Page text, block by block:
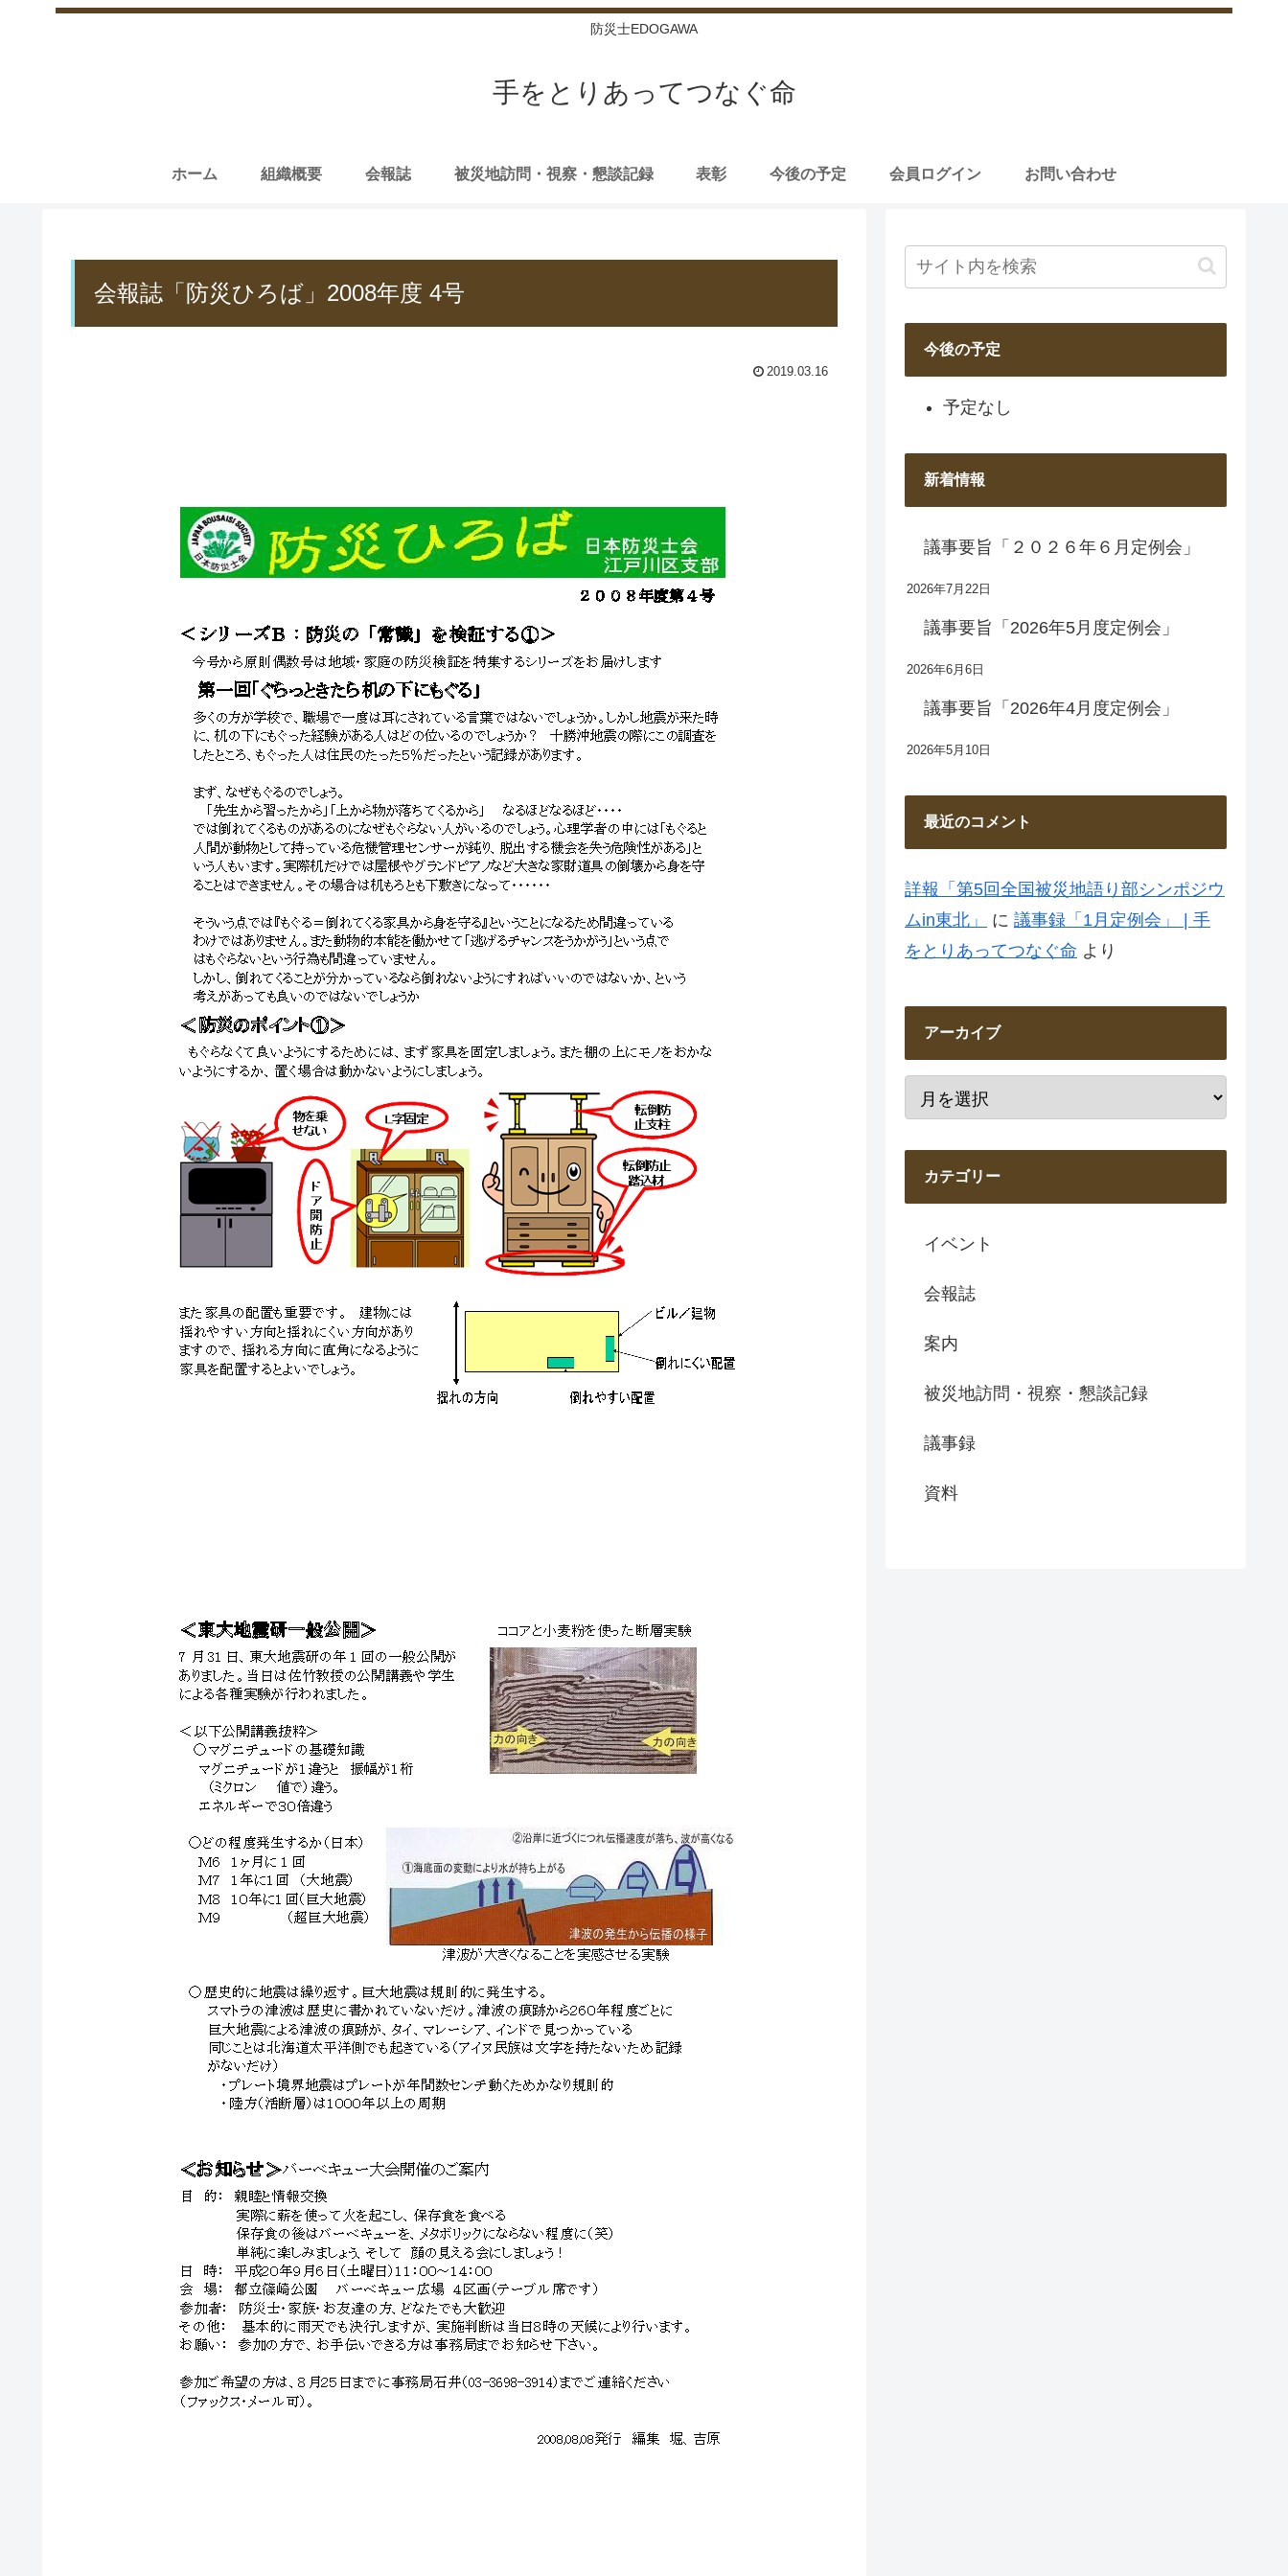
防災士EDOGAWA
手をとりあってつなぐ命
ホーム 組織概要 会報誌 被災地訪問・視察・懇談記録 表彰 今後の予定 会員ログイン お問い合わせ
会報誌「防災ひろば」2008年度 4号
2019.03.16
今後の予定
予定なし
新着情報
議事要旨「２０２６年６月定例会」
2026年7月22日
議事要旨「2026年5月度定例会」
2026年6月6日
議事要旨「2026年4月度定例会」
2026年5月10日
最近のコメント
詳報「第5回全国被災地語り部シンポジウ
ムin東北」
に 議事録「1月定例会」 | 手
をとりあってつなぐ命 より
アーカイブ
カテゴリー
イベント
会報誌
案内
被災地訪問・視察・懇談記録
議事録
資料